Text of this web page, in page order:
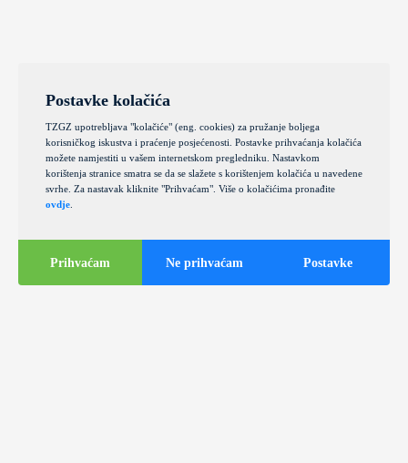
Postavke kolačića
TZGZ upotrebljava "kolačiće" (eng. cookies) za pružanje boljega
korisničkog iskustva i praćenje posjećenosti. Postavke prihvaćanja kolačića
možete namjestiti u vašem internetskom pregledniku. Nastavkom
korištenja stranice smatra se da se slažete s korištenjem kolačića u navedene
svrhe. Za nastavak kliknite "Prihvaćam". Više o kolačićima pronađite
ovdje
Prihvaćam Ne prihvaćam Postavke